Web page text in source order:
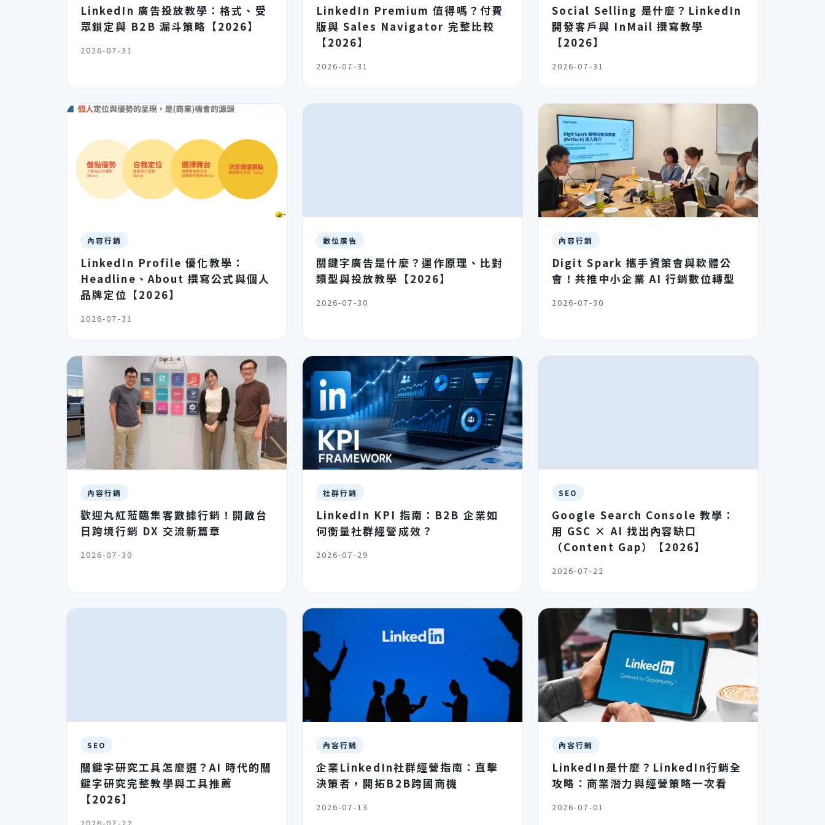
LinkedIn 廣告投放教學：格式、受
眾鎖定與 B2B 漏斗策略【2026】
2026-07-31
LinkedIn Premium 值得嗎？付費
版與 Sales Navigator 完整比較
【2026】
2026-07-31
Social Selling 是什麼？LinkedIn
開發客戶與 InMail 撰寫教學
【2026】
2026-07-31
內容行銷
LinkedIn Profile 優化教學：
Headline、About 撰寫公式與個人
品牌定位【2026】
2026-07-31
數位廣告
關鍵字廣告是什麼？運作原理、比對
類型與投放教學【2026】
2026-07-30
內容行銷
Digit Spark 攜手資策會與軟體公
會！共推中小企業 AI 行銷數位轉型
2026-07-30
內容行銷
歡迎丸紅蒞臨集客數據行銷！開啟台
日跨境行銷 DX 交流新篇章
2026-07-30
社群行銷
LinkedIn KPI 指南：B2B 企業如
何衡量社群經營成效？
2026-07-29
SEO
Google Search Console 教學：
用 GSC × AI 找出內容缺口
（Content Gap）【2026】
2026-07-22
SEO
關鍵字研究工具怎麼選？AI 時代的關
鍵字研究完整教學與工具推薦
【2026】
內容行銷
企業LinkedIn社群經營指南：直擊
決策者，開拓B2B跨國商機
2026-07-13
內容行銷
LinkedIn是什麼？LinkedIn行銷全
攻略：商業潛力與經營策略一次看
2026-07-01